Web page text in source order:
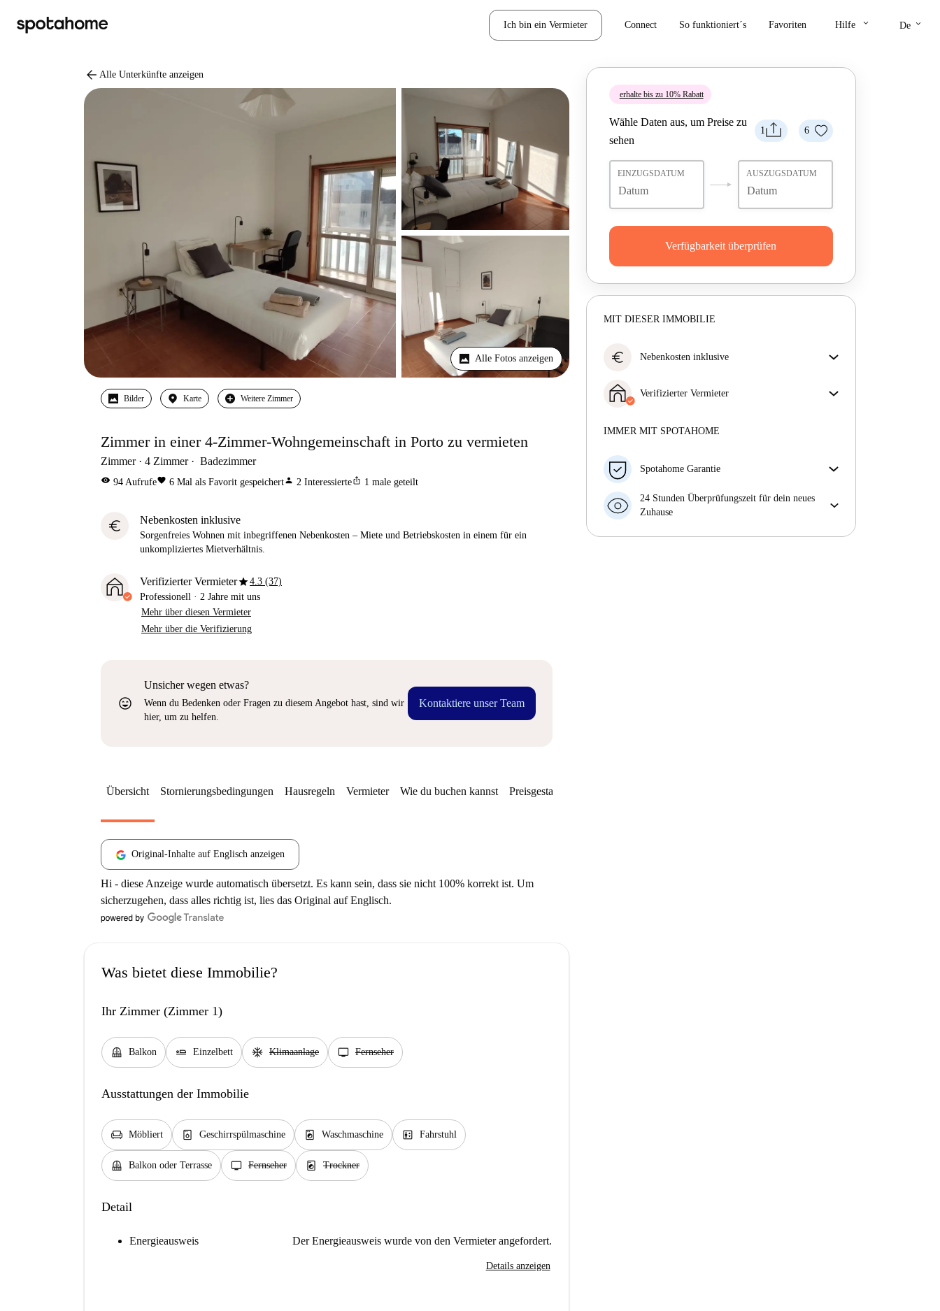
Ich bin ein Vermieter Connect So funktioniert´s Favoriten Hilfe keyboard_arrow_down De keyboard_arrow_down
arrow_back Alle Unterkünfte anzeigen
Alle Fotos anzeigen
Bilder Karte Weitere Zimmer
Zimmer in einer 4-Zimmer-Wohngemeinschaft in Porto zu vermieten
Zimmer 4 Zimmer Badezimmer
visibility 94 Aufrufefavorite 6 Mal als Favorit gespeichertperson 2 Interessierteios_share 1 male geteilt
euro Nebenkosten inklusive
Sorgenfreies Wohnen mit inbegriffenen Nebenkosten – Miete und Betriebskosten in einem für ein
unkompliziertes Mietverhältnis.
Verifizierter Vermieterstar4.3 (37)
Professionell · 2 Jahre mit uns
Mehr über diesen Vermieter
Mehr über die Verifizierung
sentiment_very_satisfied
Unsicher wegen etwas?
Wenn du Bedenken oder Fragen zu diesem Angebot hast, sind wir
hier, um zu helfen.
Kontaktiere unser Team
erhalte bis zu 10% Rabatt
1 6
Wähle Daten aus, um Preise zu
sehen
EINZUGSDATUM AUSZUGSDATUM
Verfügbarkeit überprüfen
MIT DIESER IMMOBILIE
euro Nebenkosten inklusive
– Miete und Betriebskosten in einem für ein
unkompliziertes Mietverhältnis.
Verifizierter Vermieter
Mehr über diesen Vermieter
IMMER MIT SPOTAHOME
Spotahome Garantie
Falls der Vermieter deine Buchung kurzfristig
storniert, werden wir dir entweder A) ein Hotel
finden oder B) den gezahlten Betrag vollständig
24 Stunden Überprüfungszeit für dein neues
Zuhause
Übersicht Stornierungsbedingungen Hausregeln Vermieter Wie du buchen kannst Preisgestaltung
Original-Inhalte auf Englisch anzeigen
Hi - diese Anzeige wurde automatisch übersetzt. Es kann sein, dass sie nicht 100% korrekt ist. Um
sicherzugehen, dass alles richtig ist, lies das Original auf Englisch.
Was bietet diese Immobilie?
Ihr Zimmer (Zimmer 1)
balcony Balkon airline_seat_flat Einzelbett ac_unit Klimaanlage tv Fernseher
Ausstattungen der Immobilie
chair Möbliert dishwasher_gen Geschirrspülmaschine local_laundry_service Waschmaschine elevator Fahrstuhl
balcony Balkon oder Terrasse tv Fernseher local_laundry_service Trockner
Detail
Energieausweis Der Energieausweis wurde von den Vermieter angefordert.
Details anzeigen